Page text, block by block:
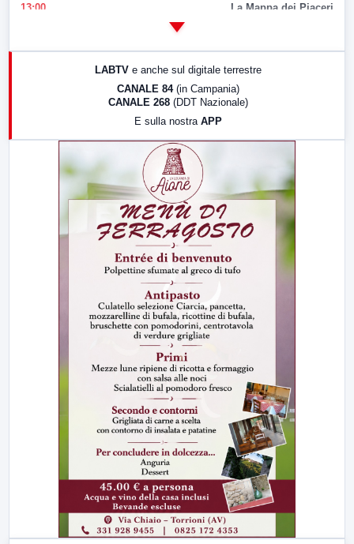
13:00 La Mappa dei Piaceri
17:00 LabNews (replica)
LABTV e anche sul digitale terrestre
CANALE 84 (in Campania)
CANALE 268 (DDT Nazionale)
E sulla nostra APP